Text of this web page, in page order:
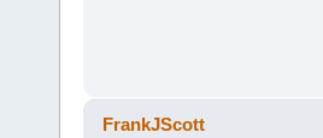
FrankJScott